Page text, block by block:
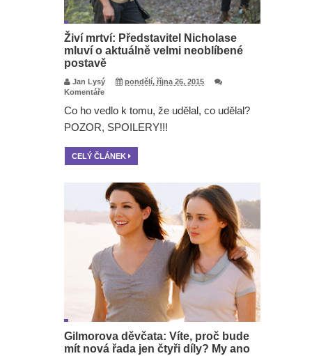
Živí mrtví: Představitel Nicholase
mluví o aktuálně velmi neoblíbené
postavě
Jan Lysý
pondělí, října 26, 2015
Komentáře
Co ho vedlo k tomu, že udělal, co udělal?
POZOR, SPOILERY!!!
CELÝ ČLÁNEK
Gilmorova děvčata: Víte, proč bude
mít nová řada jen čtyři díly? My ano